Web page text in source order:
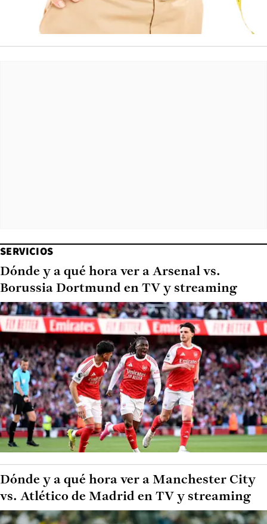
SERVICIOS
Dónde y a qué hora ver a Arsenal vs.
Borussia Dortmund en TV y streaming
Dónde y a qué hora ver a Manchester City
vs. Atlético de Madrid en TV y streaming